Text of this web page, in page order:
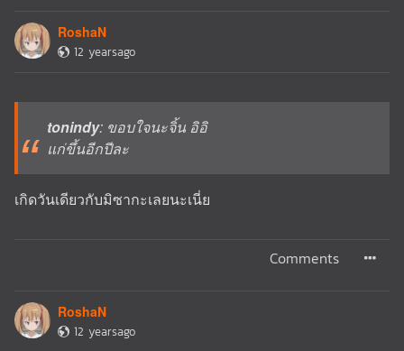
RoshaN
12 yearsago
tonindy: ขอบใจนะจิ้น อิอิ
แก่ขึ้นอีกปีละ
เกิดวันเดียวกับมิซากะเลยนะเนี่ย
Comments
RoshaN
12 yearsago